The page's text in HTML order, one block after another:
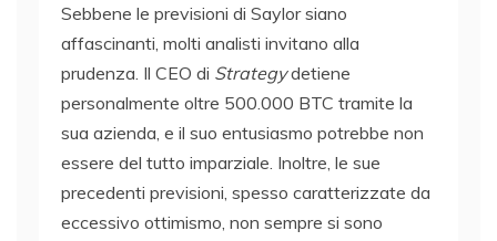
Sebbene le previsioni di Saylor siano
affascinanti, molti analisti invitano alla
prudenza. Il CEO di Strategydetiene
personalmente oltre 500.000 BTC tramite la
sua azienda, e il suo entusiasmo potrebbe non
essere del tutto imparziale. Inoltre, le sue
precedenti previsioni, spesso caratterizzate da
eccessivo ottimismo, non sempre si sono